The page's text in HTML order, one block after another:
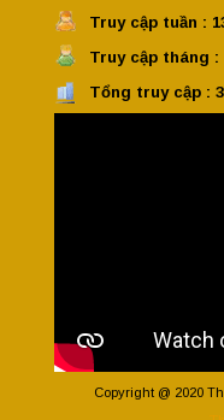
Truy cập tuần :
Truy cập tháng :
Tổng truy cập :
Copyright @ 2020